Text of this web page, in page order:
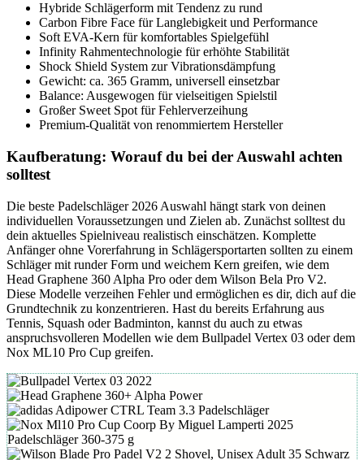
Hybride Schlägerform mit Tendenz zu rund
Carbon Fibre Face für Langlebigkeit und Performance
Soft EVA-Kern für komfortables Spielgefühl
Infinity Rahmentechnologie für erhöhte Stabilität
Shock Shield System zur Vibrationsdämpfung
Gewicht: ca. 365 Gramm, universell einsetzbar
Balance: Ausgewogen für vielseitigen Spielstil
Großer Sweet Spot für Fehlerverzeihung
Premium-Qualität von renommiertem Hersteller
Kaufberatung: Worauf du bei der Auswahl achten
solltest
Die beste Padelschläger 2026 Auswahl hängt stark von deinen
individuellen Voraussetzungen und Zielen ab. Zunächst solltest du
dein aktuelles Spielniveau realistisch einschätzen. Komplette
Anfänger ohne Vorerfahrung in Schlägersportarten sollten zu einem
Schläger mit runder Form und weichem Kern greifen, wie dem
Head Graphene 360 Alpha Pro oder dem Wilson Bela Pro V2.
Diese Modelle verzeihen Fehler und ermöglichen es dir, dich auf die
Grundtechnik zu konzentrieren. Hast du bereits Erfahrung aus
Tennis, Squash oder Badminton, kannst du auch zu etwas
anspruchsvolleren Modellen wie dem Bullpadel Vertex 03 oder dem
Nox ML10 Pro Cup greifen.